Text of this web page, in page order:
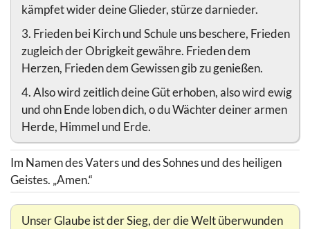
kämpfet wider deine Glieder, stürze darnieder.
3. Frieden bei Kirch und Schule uns beschere, Frieden
zugleich der Obrigkeit gewähre. Frieden dem
Herzen, Frieden dem Gewissen gib zu genießen.
4. Also wird zeitlich deine Güt erhoben, also wird ewig
und ohn Ende loben dich, o du Wächter deiner armen
Herde, Himmel und Erde.
Im Namen des Vaters und des Sohnes und des heiligen
Geistes. „Amen.“
Unser Glaube ist der Sieg, der die Welt überwunden